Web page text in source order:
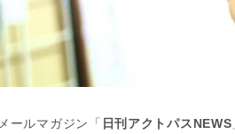
メールマガジン「 日刊アクトパスNEWS